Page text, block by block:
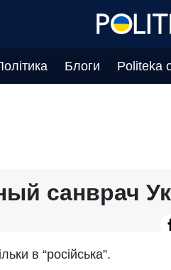
Блоги Politeka
санврач
в “російська”.